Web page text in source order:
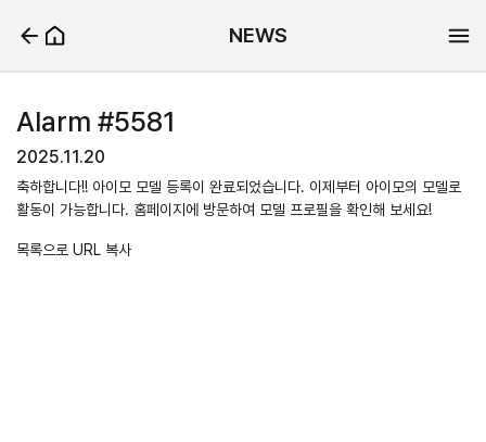
NEWS
Alarm #5581
2025.11.20
축하합니다!! 아이모 모델 등록이 완료되었습니다. 이제부터 아이모의 모델로
활동이 가능합니다. 홈페이지에 방문하여 모델 프로필을 확인해 보세요!
목록으로 URL 복사